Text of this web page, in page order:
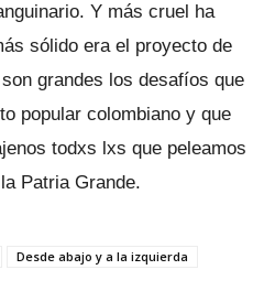
Y más cruel ha
sólido era el proyecto de
grandes los desafíos que
popular colombiano y que
todxs lxs que peleamos
Patria Grande.
Desde abajo y a la izquierda